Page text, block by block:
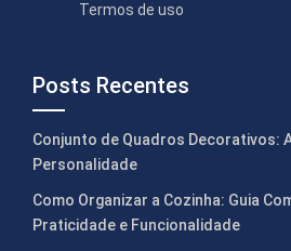
Termos de uso
Posts Recentes
Conjunto de Quadros Decorativos:
Personalidade
Como Organizar a Cozinha: Guia
Praticidade e Funcionalidade